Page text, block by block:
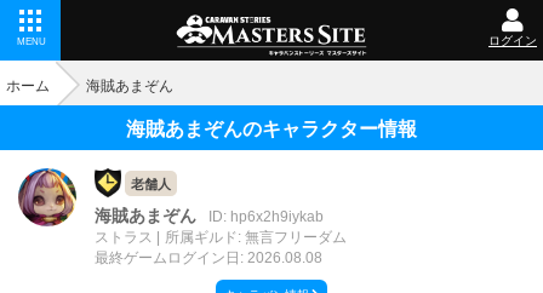
MENU ログイン
ホーム 海賊あまぞん
海賊あまぞんのキャラクター情報
老舗人
海賊あまぞん
ID: hp6x2h9iykab
ストラス
所属ギルド: 無言フリーダム
最終ゲームログイン日: 2026.08.08